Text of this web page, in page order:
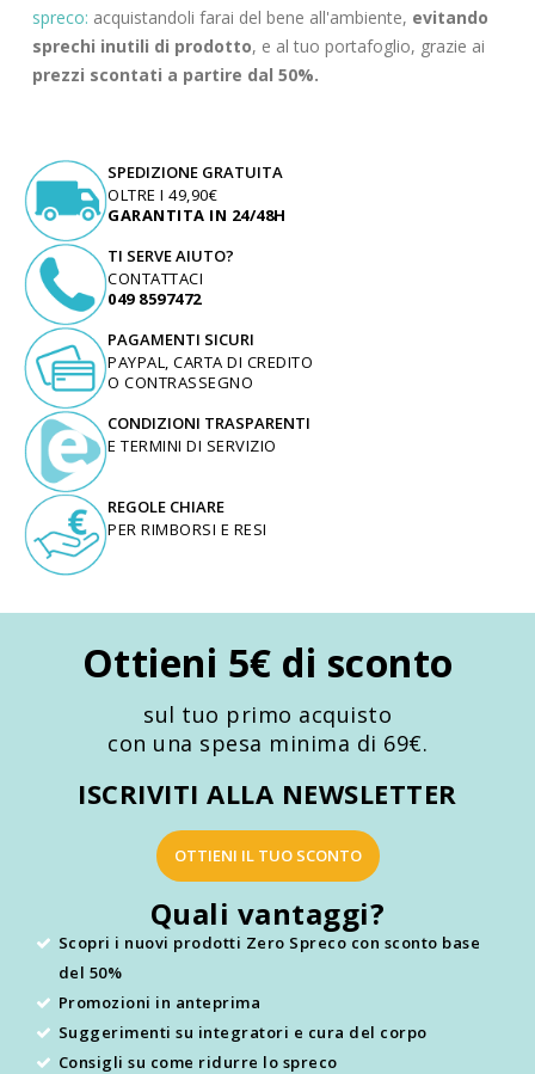
spreco: acquistandoli farai del bene all'ambiente, evitando
sprechi inutili di prodotto, e al tuo portafoglio, grazie ai
prezzi scontati a partire dal 50%.
SPEDIZIONE GRATUITA
OLTRE I 49,90€
GARANTITA IN 24/48H
TI SERVE AIUTO?
CONTATTACI
049 8597472
PAGAMENTI SICURI
PAYPAL, CARTA DI CREDITO
O CONTRASSEGNO
CONDIZIONI TRASPARENTI
E TERMINI DI SERVIZIO
REGOLE CHIARE
PER RIMBORSI E RESI
Ottieni 5€ di sconto
sul tuo primo acquisto
con una spesa minima di 69€.
ISCRIVITI ALLA NEWSLETTER
OTTIENI IL TUO SCONTO
Quali vantaggi?
Scopri i nuovi prodotti Zero Spreco con sconto base
del 50%
Promozioni in anteprima
Suggerimenti su integratori e cura del corpo
Consigli su come ridurre lo spreco